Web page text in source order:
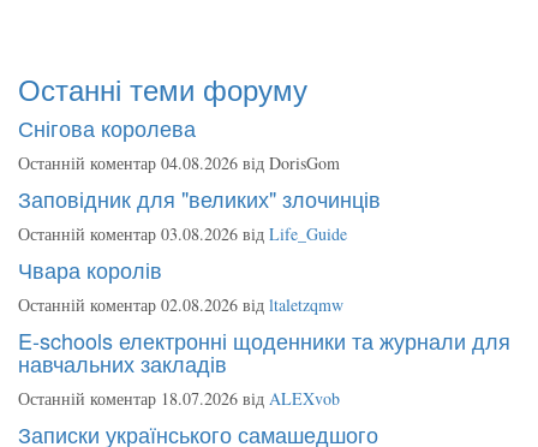
Останні теми форуму
Снігова королева
Останній коментар 04.08.2026 від DorisGom
Заповідник для "великих" злочинців
Останній коментар 03.08.2026 від Life_Guide
Чвара королів
Останній коментар 02.08.2026 від ltaletzqmw
E-schools електронні щоденники та журнали для
навчальних закладів
Останній коментар 18.07.2026 від ALEXvob
Записки українського самашедшого